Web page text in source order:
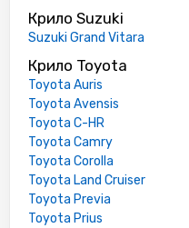
Крило Suzuki
Suzuki Grand Vitara
Крило Toyota
Toyota Auris
Toyota Avensis
Toyota C-HR
Toyota Camry
Toyota Corolla
Toyota Land Cruiser
Toyota Previa
Toyota Prius